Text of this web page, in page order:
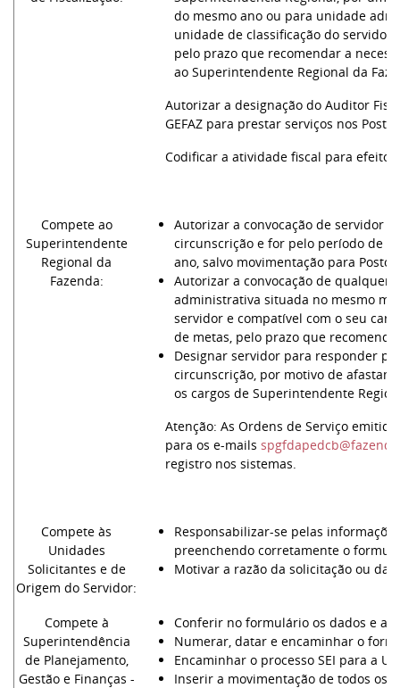
do mesmo ano ou para unidade
unidade de classificação do
pelo prazo que recomendar a
ao Superintendente Regional da
Autorizar a designação do Auditor
GEFAZ para prestar serviços nos
Codificar a atividade fiscal para efeitos
Compete ao
Superintendente
Regional da
Fazenda:
Autorizar a convocação de servidor
circunscrição e for pelo período de
ano, salvo movimentação para
Autorizar a convocação de qualquer
administrativa situada no mesmo
servidor e compatível com o seu
de metas, pelo prazo que
Designar servidor para responder
circunscrição, por motivo de
os cargos de Superintendente
Atenção: As Ordens de Serviço
para os e-mails
registro nos sistemas.
Compete às
Unidades
Solicitantes e de
Origem do Servidor:
Responsabilizar-se pelas
preenchendo corretamente o
Motivar a razão da solicitação ou da
Compete à
Superintendência
de Planejamento,
Gestão e Finanças -
Conferir no formulário os dados e
Numerar, datar e encaminhar o
Encaminhar o processo SEI para a
Inserir a movimentação de todos os